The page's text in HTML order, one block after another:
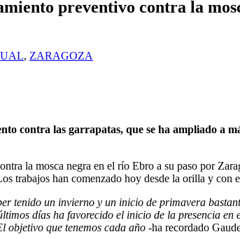
preventivo contra la
, ZARAGOZA
contra las garrapatas, que se ha ampliado a
la mosca negra en el río Ebro a su paso por
trabajos han comenzado hoy desde la orilla y
tenido un invierno y un inicio de primavera
días ha favorecido el inicio de la presencia
objetivo que tenemos cada año -ha recordado